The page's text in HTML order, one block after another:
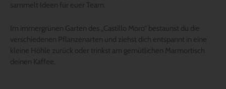
sammelt Ideen für euer Team.
Im immergrünen Garten des „Castillo Moro“ bestaunst du die
verschiedenen Pflanzenarten und ziehst dich entspannt in eine
kleine Höhle zurück oder trinkst am gemütlichen Marmortisch
deinen Kaffee.